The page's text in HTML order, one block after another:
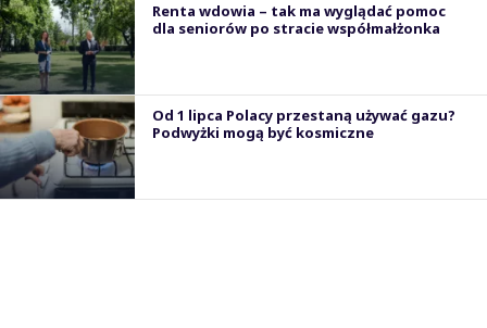
Renta wdowia – tak ma wyglądać pomoc
dla seniorów po stracie współmałżonka
Od 1 lipca Polacy przestaną używać gazu?
Podwyżki mogą być kosmiczne